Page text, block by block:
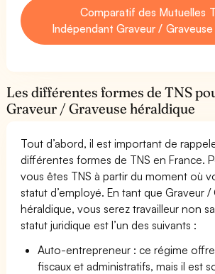
Comparatif des Mutuelles
Indépendant Graveur /
Les différentes formes de TNS
Graveur / Graveuse héraldique
Tout d’abord, il est important de
différentes formes de TNS en France.
vous êtes TNS à partir du moment où
statut d’employé. En tant que Graveur /
héraldique, vous serez travailleur non
statut juridique est l’un des suivants :
Auto-entrepreneur : ce régime
fiscaux et administratifs, mais il est